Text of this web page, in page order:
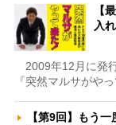
【
入
2009年12月に発
『突然マルサがや
【第9回】もう